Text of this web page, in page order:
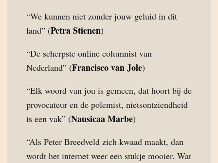
“We kunnen niet zonder jouw geluid in dit
land” (Petra Stienen)
“De scherpste online columnist van
Nederland” (Francisco van Jole)
“Elk woord van jou is gemeen, dat hoort bij de
provocateur en de polemist, nietsontziendheid
is een vak” (Nausicaa Marbe)
“Als Peter Breedveld zich kwaad maakt, dan
wordt het internet weer een stukje mooier. Wat